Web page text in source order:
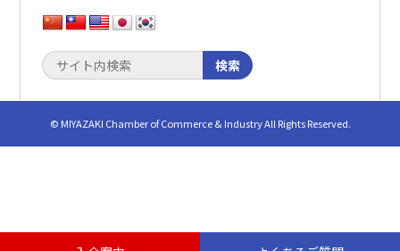
検索
© MIYAZAKI Chamber of Commerce & Industry All Rights Reserved.